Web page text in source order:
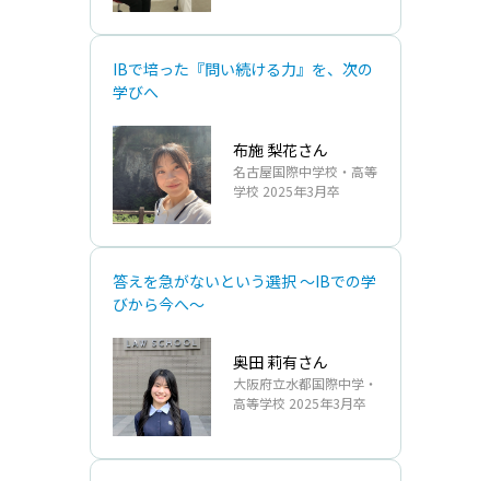
IBで培った『問い続ける力』を、次の
学びへ
布施 梨花さん
名古屋国際中学校・高等
学校 2025年3月卒
答えを急がないという選択 ～IBでの学
びから今へ～
奥田 莉有さん
大阪府立水都国際中学・
高等学校 2025年3月卒